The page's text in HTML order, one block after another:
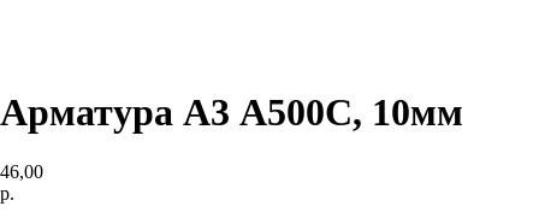
Арматура А3 А500С, 10мм
46,00
р.